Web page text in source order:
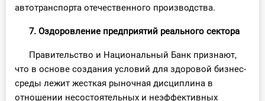
автотранспорта отечественного производства.
7. Оздоровление предприятий реального сектора
Правительство и Национальный Банк признают,
что в основе создания условий для здоровой бизнес-
среды лежит жесткая рыночная дисциплина в
отношении несостоятельных и неэффективных